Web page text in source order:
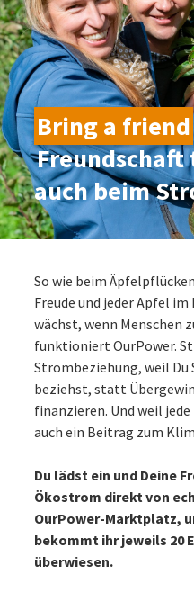
Bring a friend
auch beim
So wie beim
Freude und jeder Apfel
wächst, wenn Menschen
funktioniert OurPower.
Strombeziehung, weil Du
beziehst, statt
finanzieren. Und weil
auch ein Beitrag zum
Du lädst ein und Deine
Ökostrom direkt von
OurPower-Marktplatz,
bekommt ihr jeweils 20
überwiesen.